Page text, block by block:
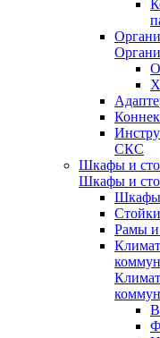
СКС
Шкафы и
Шкафы и
Шкафы
Рамы